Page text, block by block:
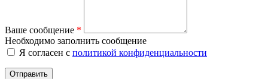
Ваше сообщение *
Необходимо заполнить сообщение
Я согласен с политикой конфиденциальности
Отправить